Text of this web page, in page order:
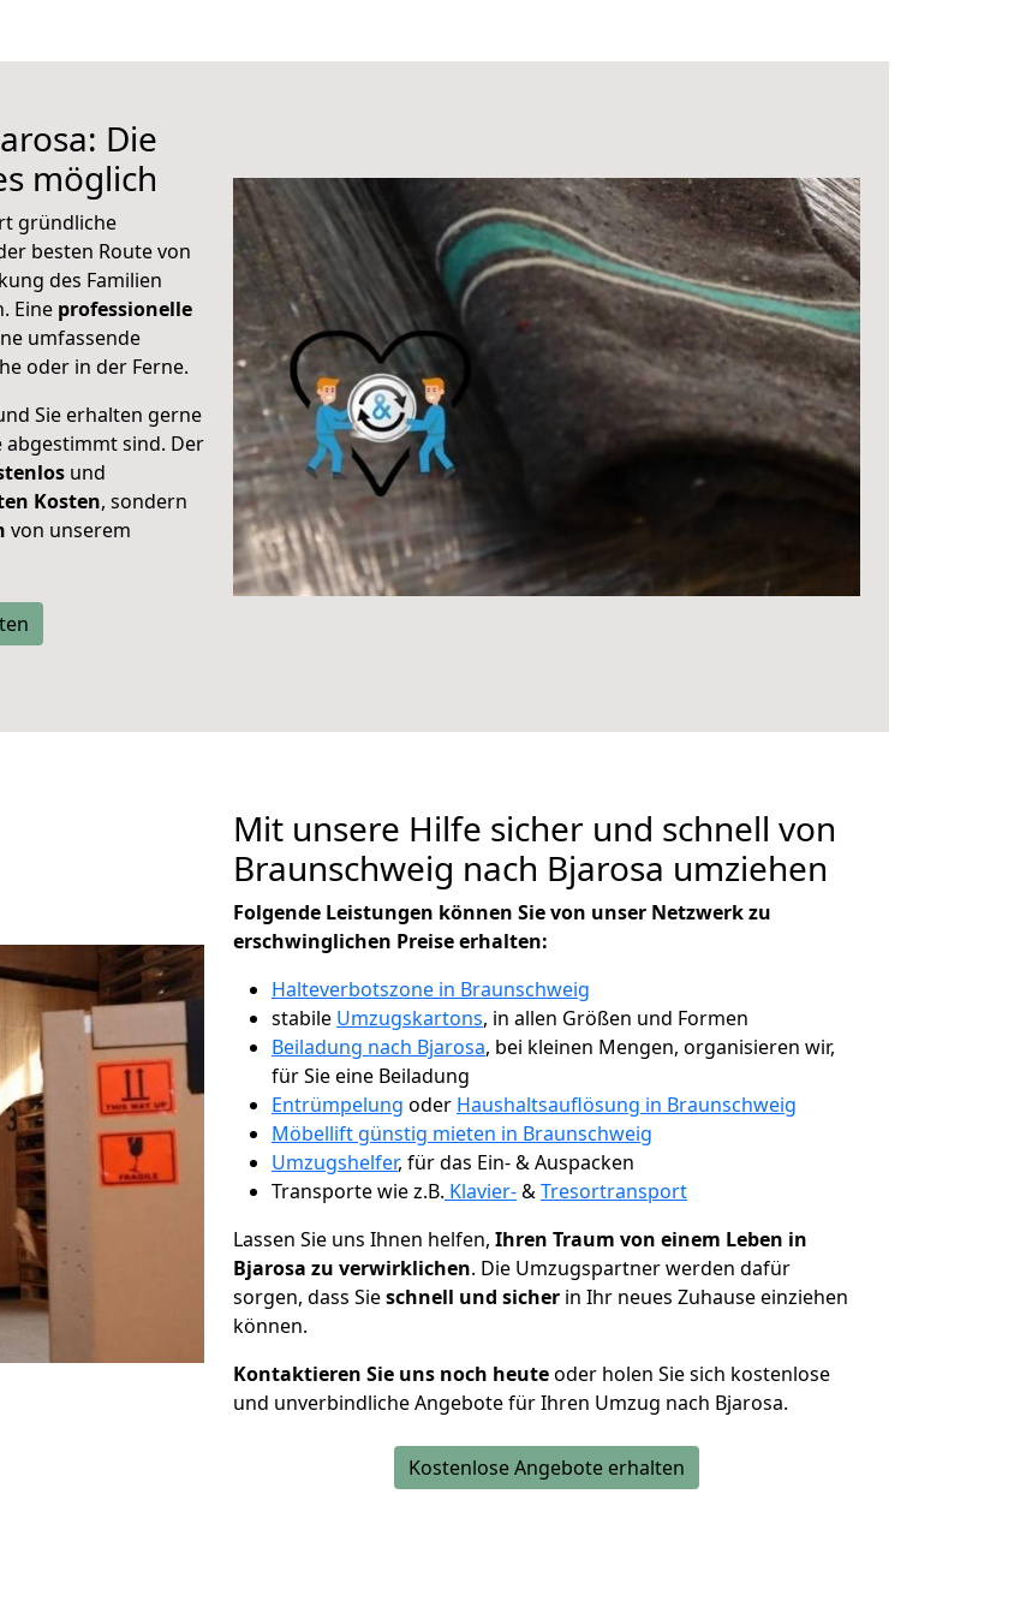
Die
möglich
gründliche
besten Route von
des Familien
Eine professionelle
umfassende
oder in der Ferne.
Sie erhalten gerne
abgestimmt sind. Der
und
Kosten, sondern
von unserem
Mit unsere Hilfe sicher und schnell von
Braunschweig nach Bjarosa umziehen
Folgende Leistungen können Sie von unser Netzwerk zu
erschwinglichen Preise erhalten:
Halteverbotszone in Braunschweig
stabile Umzugskartons, in allen Größen und Formen
Beiladung nach Bjarosa, bei kleinen Mengen, organisieren wir,
für Sie eine Beiladung
Entrümpelung oder Haushaltsauflösung in Braunschweig
Möbellift günstig mieten in Braunschweig
Umzugshelfer, für das Ein- & Auspacken
Transporte wie z.B. Klavier-&Tresortransport
Lassen Sie uns Ihnen helfen, Ihren Traum von einem Leben in
Bjarosa zu verwirklichen. Die Umzugspartner werden dafür
sorgen, dass Sieschnell und sicher in Ihr neues Zuhause einziehen
können.
Kontaktieren Sie uns noch heuteoder holen Sie sich kostenlose
und unverbindliche Angebote für Ihren Umzug nach Bjarosa.
Kostenlose Angebote erhalten